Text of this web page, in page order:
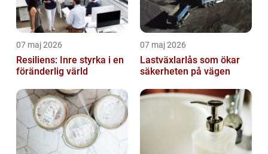
07 maj 2026
Resiliens: Inre styrka i en
föränderlig värld
07 maj 2026
Lastväxlarlås som ökar
säkerheten på vägen